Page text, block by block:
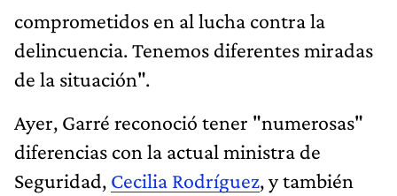
comprometidos en al lucha contra la
delincuencia. Tenemos diferentes miradas
de la situación".
Ayer, Garré reconoció tener "numerosas"
diferencias con la actual ministra de
Seguridad, Cecilia Rodríguez, y también